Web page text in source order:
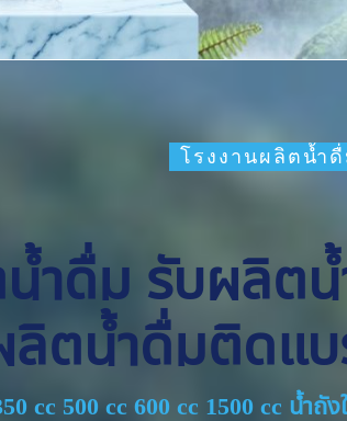
โรงงานผลิตน้ำดื่
น้ำดื่ม รับผลิต
ลิตน้ำดื่มติดแ
cc 500 cc 600 cc 1500 cc น้ำถั